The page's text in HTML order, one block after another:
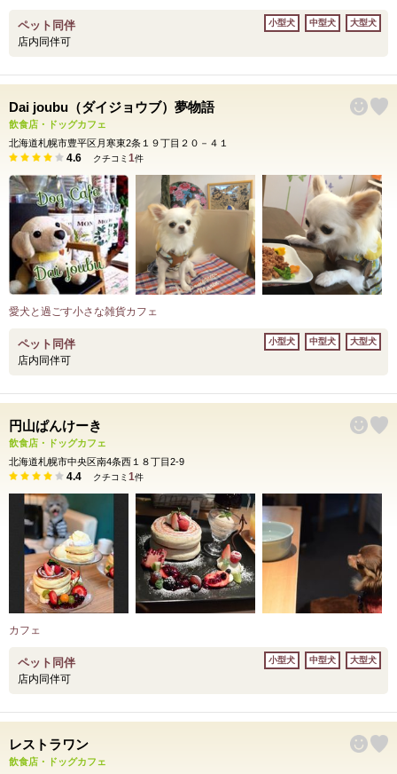
ペット同伴
店内同伴可
小型犬 中型犬 大型犬
Dai joubu（ダイジョウブ）夢物語
飲食店・ドッグカフェ
北海道札幌市豊平区月寒東2条１９丁目２０－４１
4.6 クチコミ 1件
愛犬と過ごす小さな雑貨カフェ
ペット同伴
店内同伴可
小型犬 中型犬 大型犬
円山ぱんけーき
飲食店・ドッグカフェ
北海道札幌市中央区南4条西１８丁目2-9
4.4 クチコミ 1件
カフェ
ペット同伴
店内同伴可
小型犬 中型犬 大型犬
レストラワン
飲食店・ドッグカフェ